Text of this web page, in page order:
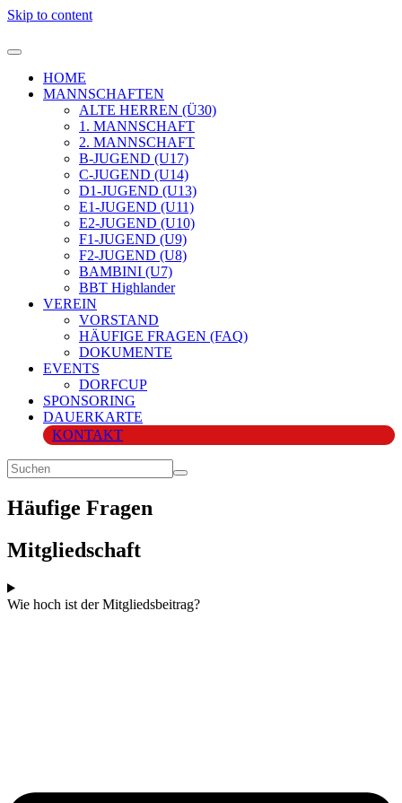
Skip to content
HOME
MANNSCHAFTEN
ALTE HERREN (Ü30)
1. MANNSCHAFT
2. MANNSCHAFT
B-JUGEND (U17)
C-JUGEND (U14)
D1-JUGEND (U13)
E1-JUGEND (U11)
E2-JUGEND (U10)
F1-JUGEND (U9)
F2-JUGEND (U8)
BAMBINI (U7)
BBT Highlander
VEREIN
VORSTAND
HÄUFIGE FRAGEN (FAQ)
DOKUMENTE
EVENTS
DORFCUP
SPONSORING
DAUERKARTE
KONTAKT
Häufige Fragen
Mitgliedschaft
Wie hoch ist der Mitgliedsbeitrag?